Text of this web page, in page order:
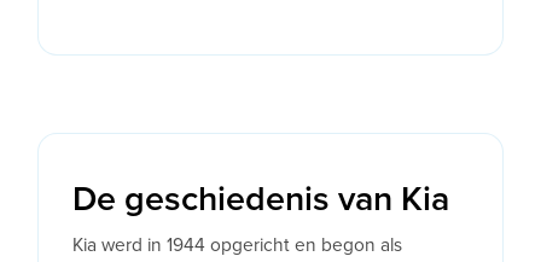
De geschiedenis van Kia
Kia werd in 1944 opgericht en begon als